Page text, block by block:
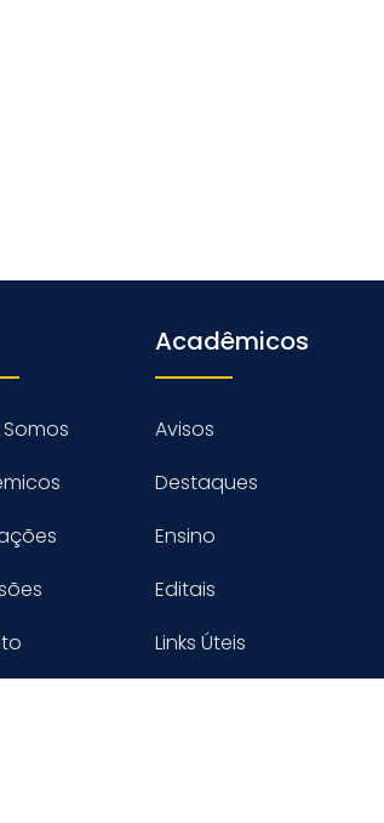
Acadêmicos
Avisos
Destaques
Ensino
Editais
Links Úteis